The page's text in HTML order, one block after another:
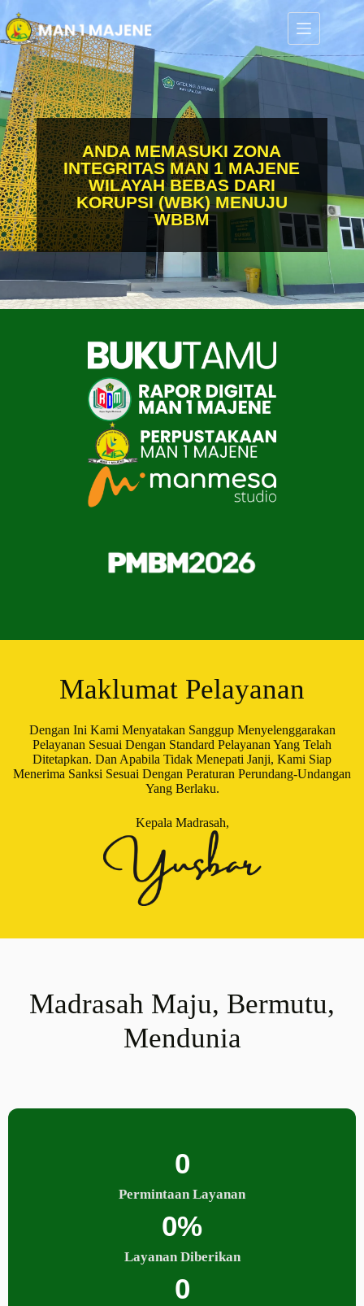
ANDA MEMASUKI ZONA
INTEGRITAS MAN 1 MAJENE
WILAYAH BEBAS DARI
KORUPSI (WBK) MENUJU
WBBM
Maklumat Pelayanan
Dengan Ini Kami Menyatakan Sanggup Menyelenggarakan
Pelayanan Sesuai Dengan Standard Pelayanan Yang Telah
Ditetapkan. Dan Apabila Tidak Menepati Janji, Kami Siap
Menerima Sanksi Sesuai Dengan Peraturan Perundang-Undangan
Yang Berlaku.
Kepala Madrasah,
Madrasah Maju, Bermutu,
Mendunia
0
Permintaan Layanan
0%
Layanan Diberikan
0